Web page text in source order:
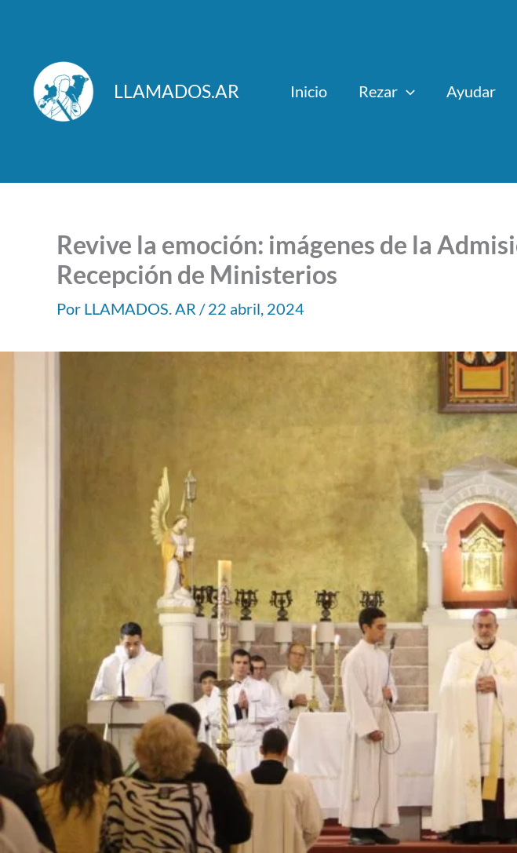
contenido
LLAMADOS.AR Inicio Rezar Ayudar
Revive la emoción: imágenes de la
Recepción de Ministerios
Por LLAMADOS. AR /22 abril, 2024